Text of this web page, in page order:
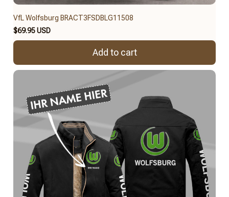
VfL Wolfsburg BRACT3FSDBLG11508
$69.95 USD
Add to cart